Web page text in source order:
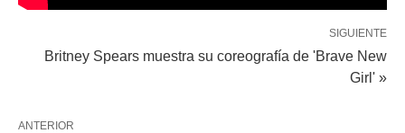
SIGUIENTE
Britney Spears muestra su coreografía de 'Brave New
Girl' »
ANTERIOR